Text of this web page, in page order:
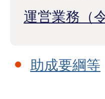
運営業務（
助成要綱等